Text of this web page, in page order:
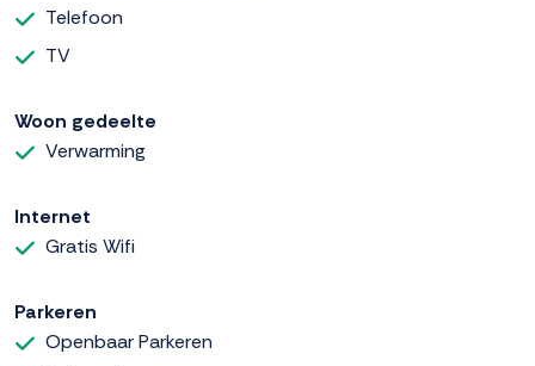
Telefoon
TV
Woon gedeelte
Verwarming
Internet
Gratis Wifi
Parkeren
Openbaar Parkeren